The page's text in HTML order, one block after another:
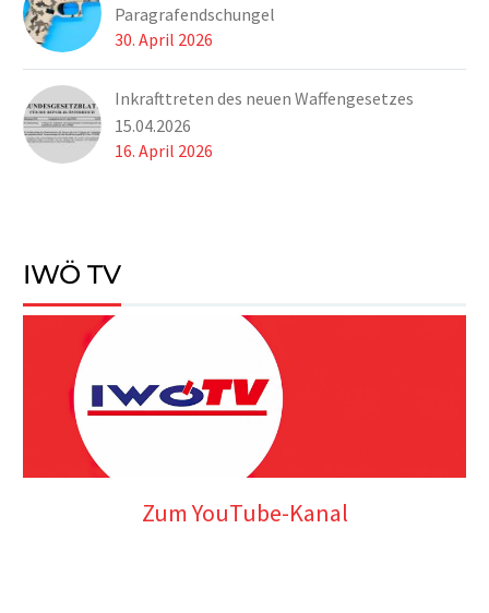
Paragrafendschungel
30. April 2026
Inkrafttreten des neuen Waffengesetzes
15.04.2026
16. April 2026
IWÖ TV
Zum YouTube-Kanal